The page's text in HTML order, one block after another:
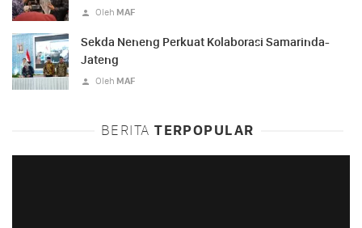
Oleh MAF
Sekda Neneng Perkuat Kolaborasi Samarinda-
Jateng
Oleh MAF
BERITA TERPOPULAR